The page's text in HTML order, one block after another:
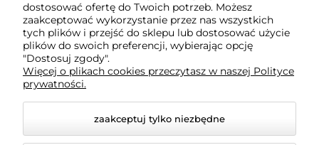
O firmie
dostosować ofertę do Twoich potrzeb. Możesz
zaakceptować wykorzystanie przez nas wszystkich
tych plików i przejść do sklepu lub dostosować użycie
plików do swoich preferencji, wybierając opcję
"Dostosuj zgody".
Więcej o plikach cookies przeczytasz w naszej Polityce
prywatności.
zaakceptuj tylko niezbędne